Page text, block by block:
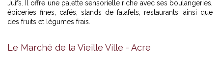
Juifs. Il offre une palette sensorielle riche avec ses boulangeries,
épiceries fines, cafés, stands de falafels, restaurants, ainsi que
des fruits et légumes frais.
Le Marché de la Vieille Ville - Acre